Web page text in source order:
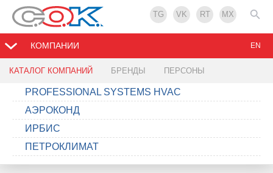
TG VK RT MX
КОМПАНИИ
КАТАЛОГ КОМПАНИЙ БРЕНДЫ ПЕРСОНЫ
EN
PROFESSIONAL SYSTEMS HVAC
АЭРОКОНД
ИРБИС
ПЕТРОКЛИМАТ